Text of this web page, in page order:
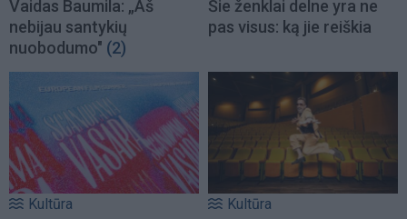
Vaidas Baumila: „Aš
nebijau santykių
nuobodumo" (2)
Šie ženklai delne yra ne
pas visus: ką jie reiškia
Kultūra Kultūra